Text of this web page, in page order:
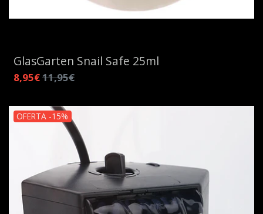
GlasGarten Snail Safe 25ml
8,95€11,95€
OFERTA -15%